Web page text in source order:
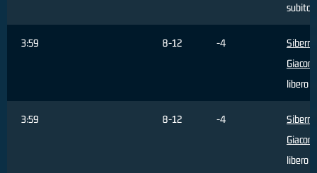
subito
3:59 8-12 -4
Siberna
libero
3:59 8-12 -4
Siberna
libero